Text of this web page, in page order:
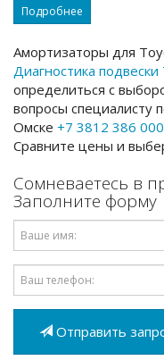
Подробнее
Амортизаторы для
Диагностика
определиться с
вопросы специалисту
Омске +7 3812 386 000
Сравните цены и
Сомневаетесь в
Заполните форму
Отправить